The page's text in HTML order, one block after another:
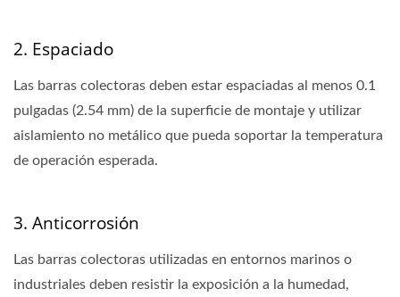
2. Espaciado
Las barras colectoras deben estar espaciadas al menos 0.1
pulgadas (2.54 mm) de la superficie de montaje y utilizar
aislamiento no metálico que pueda soportar la temperatura
de operación esperada.
3. Anticorrosión
Las barras colectoras utilizadas en entornos marinos o
industriales deben resistir la exposición a la humedad,